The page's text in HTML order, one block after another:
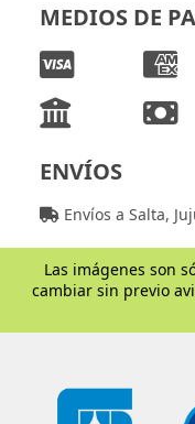
MEDIOS DE
ENVÍOS
Envíos a Salta,
Las imágenes son
cambiar sin previo